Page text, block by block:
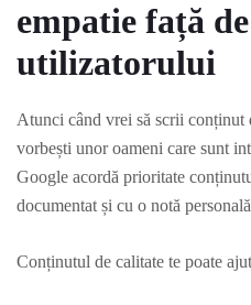
empatie față
utilizatorului
Atunci când vrei să scrii conținut
vorbești unor oameni care sunt
Google acordă prioritate
documentat și cu o notă
Conținutul de calitate te poate